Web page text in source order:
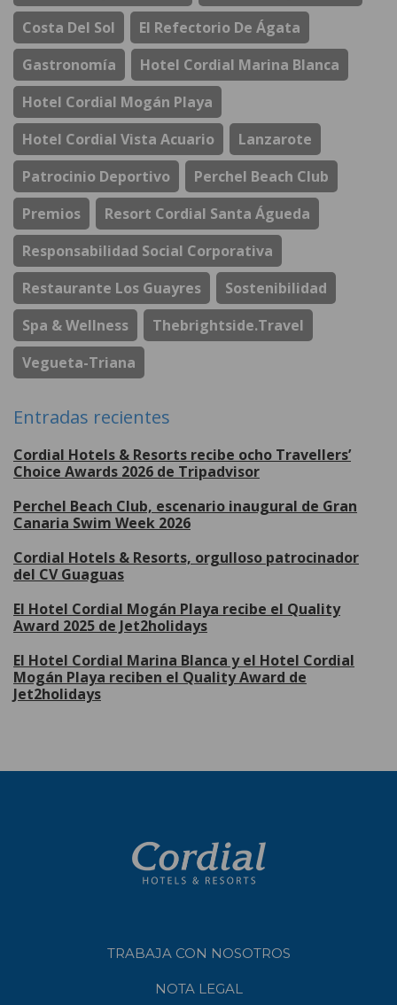
Costa Del Sol
El Refectorio De Ágata
Gastronomía
Hotel Cordial Marina Blanca
Hotel Cordial Mogán Playa
Hotel Cordial Vista Acuario
Lanzarote
Patrocinio Deportivo
Perchel Beach Club
Premios
Resort Cordial Santa Águeda
Responsabilidad Social Corporativa
Restaurante Los Guayres
Sostenibilidad
Spa & Wellness
Thebrightside.travel
Vegueta-Triana
Entradas recientes
Cordial Hotels & Resorts recibe ocho Travellers’
Choice Awards 2026 de Tripadvisor
Perchel Beach Club, escenario inaugural de Gran
Canaria Swim Week 2026
Cordial Hotels & Resorts, orgulloso patrocinador
del CV Guaguas
El Hotel Cordial Mogán Playa recibe el Quality
Award 2025 de Jet2holidays
El Hotel Cordial Marina Blanca y el Hotel Cordial
Mogán Playa reciben el Quality Award de
Jet2holidays
TRABAJA CON NOSOTROS
NOTA LEGAL